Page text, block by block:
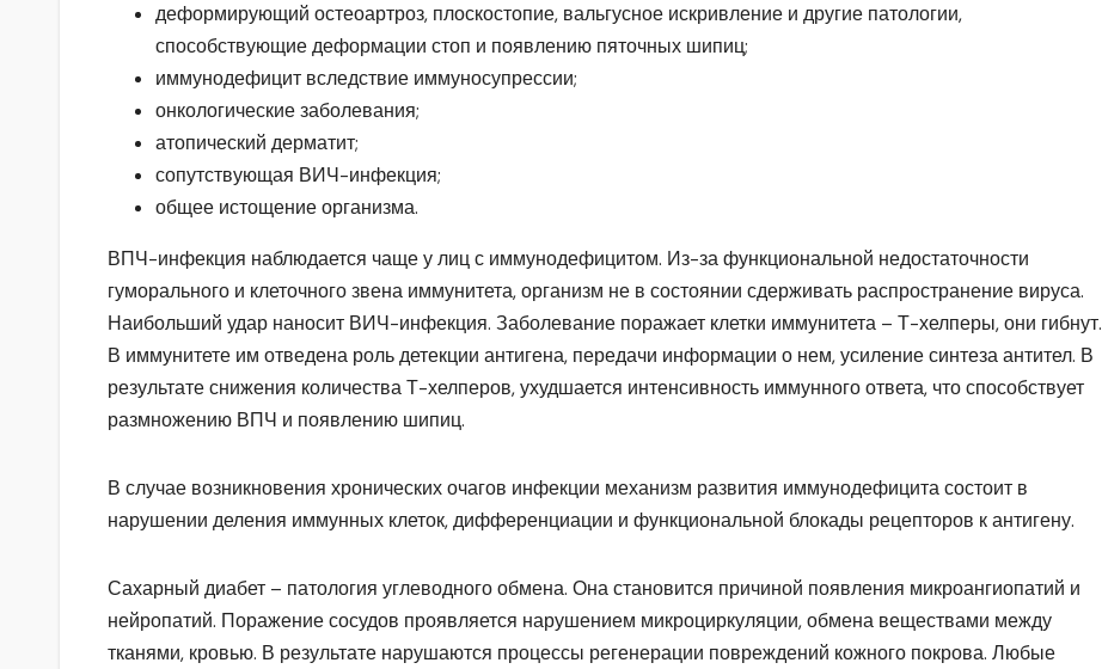
деформирующий остеоартроз, плоскостопие, вальгусное искривление и другие патологии,
способствующие деформации стоп и появлению пяточных шипиц;
иммунодефицит вследствие иммуносупрессии;
онкологические заболевания;
атопический дерматит;
сопутствующая ВИЧ-инфекция;
общее истощение организма.
ВПЧ-инфекция наблюдается чаще у лиц с иммунодефицитом. Из-за функциональной недостаточности
гуморального и клеточного звена иммунитета, организм не в состоянии сдерживать распространение вируса.
Наибольший удар наносит ВИЧ-инфекция. Заболевание поражает клетки иммунитета – Т-хелперы, они гибнут.
В иммунитете им отведена роль детекции антигена, передачи информации о нем, усиление синтеза антител. В
результате снижения количества Т-хелперов, ухудшается интенсивность иммунного ответа, что способствует
размножению ВПЧ и появлению шипиц.
В случае возникновения хронических очагов инфекции механизм развития иммунодефицита состоит в
нарушении деления иммунных клеток, дифференциации и функциональной блокады рецепторов к антигену.
Сахарный диабет – патология углеводного обмена. Она становится причиной появления микроангиопатий и
нейропатий. Поражение сосудов проявляется нарушением микроциркуляции, обмена веществами между
тканями, кровью. В результате нарушаются процессы регенерации повреждений кожного покрова. Любые